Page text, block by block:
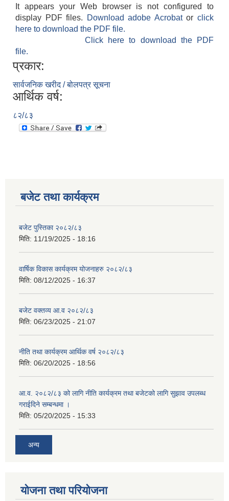
It appears your Web browser is not configured to
display PDF files.
Download adobe Acrobatorclick
here to download the PDF file.
Click here to download the PDF
file.
प्रकार:
सार्वजनिक खरीद / बोलपत्र सूचना
आर्थिक वर्ष:
८२/८३
बजेट तथा कार्यक्रम
बजेट पुस्तिका २०८२/८३
मिति: 11/19/2025 - 18:16
वार्षिक विकास कार्यक्रम योजनाहरु २०८२/८३
मिति: 08/12/2025 - 16:37
बजेट वक्तव्य आ.व २०८२/८३
मिति: 06/23/2025 - 21:07
नीति तथा कार्यक्रम आर्थिक वर्ष २०८२/८३
मिति: 06/20/2025 - 18:56
आ.व. २०८२/८३ को लागि नीति कार्यक्रम तथा बजेटको लागि सुझाव उपलब्ध
गराईदिने सम्बन्धमा ।
मिति: 05/20/2025 - 15:33
अन्य
योजना तथा परियोजना